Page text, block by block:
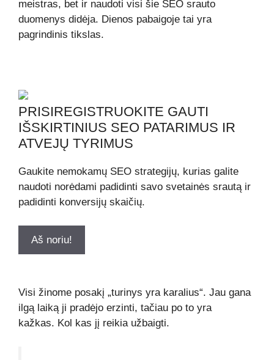
meistras, bet ir naudoti visi šie SEO srauto
duomenys didėja. Dienos pabaigoje tai yra
pagrindinis tikslas.
PRISIREGISTRUOKITE GAUTI
IŠSKIRTINIUS SEO PATARIMUS IR
ATVEJŲ TYRIMUS
Gaukite nemokamų SEO strategijų, kurias galite
naudoti norėdami padidinti savo svetainės srautą ir
padidinti konversijų skaičių.
Aš noriu!
Visi žinome posakį „turinys yra karalius“. Jau gana
ilgą laiką ji pradėjo erzinti, tačiau po to yra
kažkas. Kol kas jį reikia užbaigti.